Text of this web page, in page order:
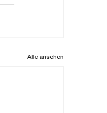
Alle ansehen